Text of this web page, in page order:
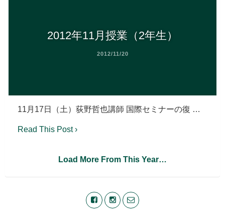
2012年11月授業（2年生）
2012/11/20
11月17日（土）荻野哲也講師 国際セミナーの復 …
Read This Post ›
Load More From This Year…